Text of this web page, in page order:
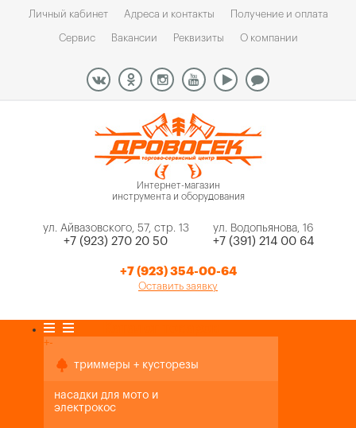
Личный кабинет Адреса и контакты Получение и оплата
Сервис Вакансии Реквизиты О компании
Интернет-магазин
инструмента и оборудования
ул. Айвазовского, 57, стр. 13
+7 (923) 270 20 50
ул. Водопьянова, 16
+7 (391) 214 00 64
+7 (923) 354-00-64
Оставить заявку
+-
триммеры + кусторезы
насадки для мото и
электрокос